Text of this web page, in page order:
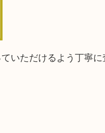
いただけるよう丁寧に